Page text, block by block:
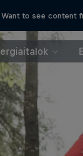
Want to see content